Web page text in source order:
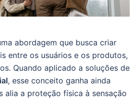
abordagem que busca criar
entre os usuários e os produtos,
Quando aplicado a soluções de
, esse conceito ganha ainda
alia a proteção física à sensação